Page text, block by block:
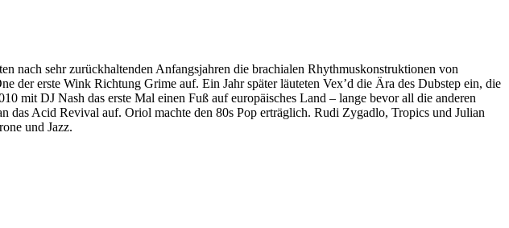
nach sehr zurückhaltenden Anfangsjahren die brachialen Rhythmuskonstruktionen von
der erste Wink Richtung Grime auf. Ein Jahr später läuteten Vex’d die Ära des Dubstep ein, die
mit DJ Nash das erste Mal einen Fuß auf europäisches Land – lange bevor all die anderen
das Acid Revival auf. Oriol machte den 80s Pop erträglich. Rudi Zygadlo, Tropics und Julian
und Jazz.